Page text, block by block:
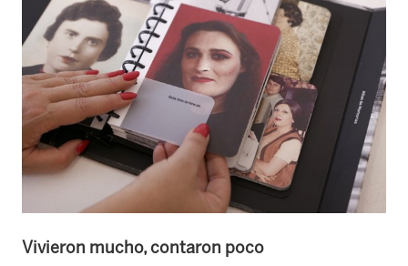
Vivieron mucho, contaron poco